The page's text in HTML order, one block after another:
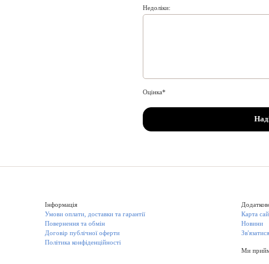
Недоліки:
Оцінка
Інформація
Умови оплати, доставки та гарантії
Повернення та обмін
Договір публічної оферти
Політика конфіденційності
Карта
Новини
Ми